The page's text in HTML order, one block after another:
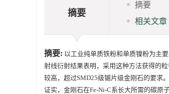
摘要
摘要
相关文章
摘要: 以工业纯单质铁粉和单质镍粉为主
射线衍射结果表明，采用这种方法获得的
较高，超过SMD25级锯片级金刚石的要求
证实，金刚石在Fe-Ni-C系长大所需的碳原